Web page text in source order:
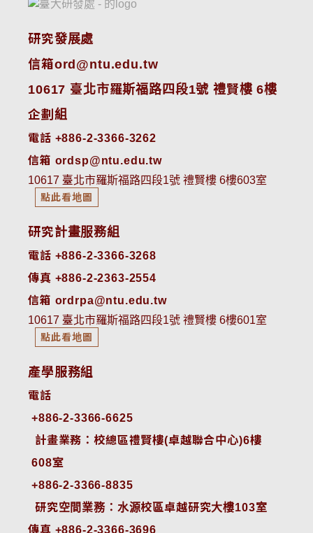
研究發展處
信箱ord@ntu.edu.tw
10617 臺北市羅斯福路四段1號 禮賢樓 6樓
企劃組
電話 +886-2-3366-3262
信箱 ordsp@ntu.edu.tw
10617 臺北市羅斯福路四段1號 禮賢樓 6樓603室
點此看地圖
研究計畫服務組
電話 +886-2-3366-3268
傳真 +886-2-2363-2554
信箱 ordrpa@ntu.edu.tw
10617 臺北市羅斯福路四段1號 禮賢樓 6樓601室
點此看地圖
產學服務組
電話
+886-2-3366-6625
計畫業務：校總區禮賢樓(卓越聯合中心)6樓
608室
+886-2-3366-8835
研究空間業務：水源校區卓越研究大樓103室
傳真 +886-2-3366-3696